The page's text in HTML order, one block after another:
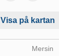
Visa på kartan
Mersin